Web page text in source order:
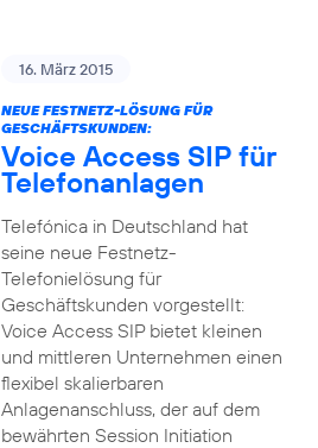
16. März 2015
NEUE FESTNETZ-LÖSUNG FÜR
GESCHÄFTSKUNDEN:
Voice Access SIP für
Telefonanlagen
Telefónica in Deutschland hat
seine neue Festnetz-
Telefonielösung für
Geschäftskunden vorgestellt:
Voice Access SIP bietet kleinen
und mittleren Unternehmen einen
flexibel skalierbaren
Anlagenanschluss, der auf dem
bewährten Session Initiation